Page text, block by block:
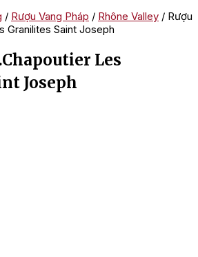
/ Rượu Vang Pháp / Rhône Valley / Rượu
Granilites Saint Joseph
Les
Joseph